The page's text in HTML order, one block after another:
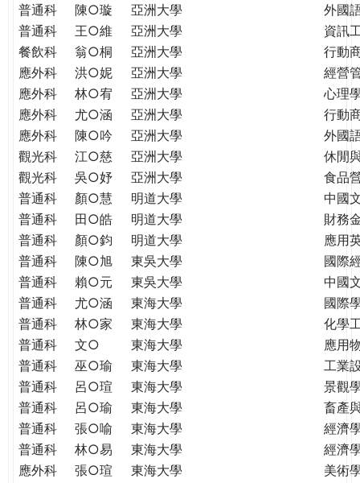
普通科
陳○璇 亞洲大學
外國
普通科
王○維 亞洲大學
資訊
餐飲科
翁○桐 亞洲大學
行動
應外科
洪○妮 亞洲大學
經營
應外科
林○宥 亞洲大學
心理
應外科
尤○涵 亞洲大學
行動
應外科
陳○吟 亞洲大學
外國
觀光科
江○慈 亞洲大學
休閒
觀光科
吳○妤 亞洲大學
食品
普通科
顏○慧 明道大學
中國
普通科
田○皓 明道大學
財務
普通科
顏○鈞 明道大學
應用
普通科
陳○旭 東吳大學
國際
普通科
賴○元 東吳大學
中國
普通科
尤○涵 東海大學
國際
普通科
林○家 東海大學
化學
普通科
文○ 東海大學
應用
普通科
巫○瑜 東海大學
工業
普通科
呂○瑄 東海大學
景觀
普通科
呂○瑜 東海大學
畜產
普通科
張○喻 東海大學
經濟
普通科
林○易 東海大學
經濟
應外科
張○瑄 東海大學
美術